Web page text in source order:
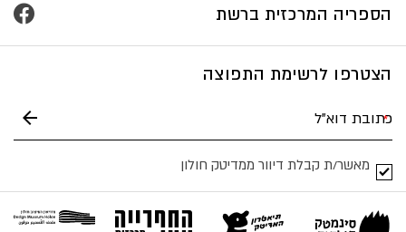
הצטרפו לרשימת התפוצה
מאשר/ת קבלת דיוור ממדיטק חולון
הספריה המרכזית ברשת